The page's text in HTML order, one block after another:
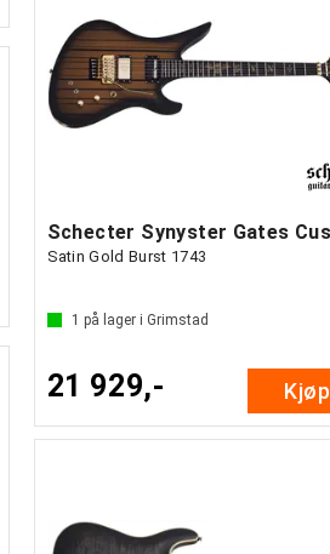
Satin Gold Burst 1743
1 på lager i Grimstad
21 929,- Kjøp